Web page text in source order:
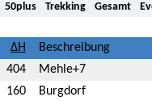
50plus Trekking Gesamt
Beschreibung
404
Mehle+7
160
Burgdorf